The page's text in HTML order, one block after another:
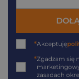
*Akceptuję
*Zgadzam się
zasadach